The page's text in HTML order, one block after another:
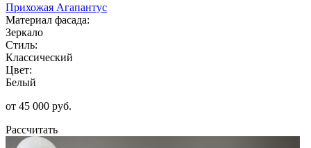
Прихожая Агапантус
Материал фасада:
Зеркало
Стиль:
Классический
Цвет:
Белый
от 45 000 руб.
Рассчитать